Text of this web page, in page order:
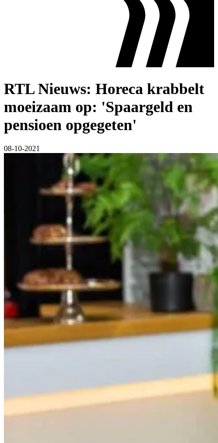
RTL Nieuws: Horeca krabbelt
moeizaam op: 'Spaargeld en
pensioen opgegeten'
08-10-2021